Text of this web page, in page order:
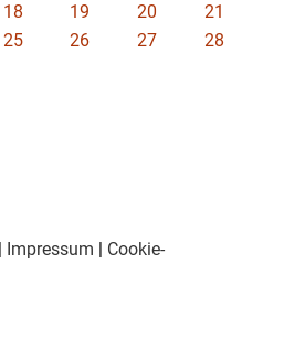
18 19 20
21
25 26 27
28
Impressum
Cookie-